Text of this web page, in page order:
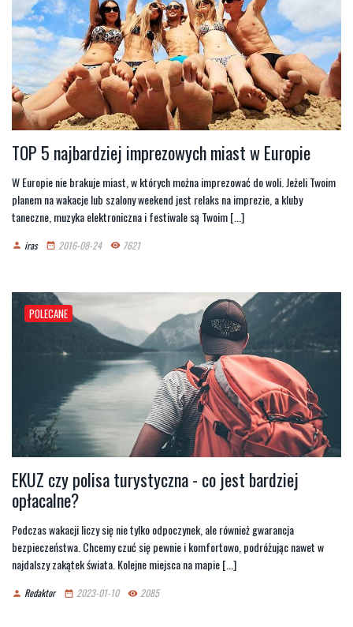
TOP 5 najbardziej imprezowych miast w Europie
W Europie nie brakuje miast, w których można imprezować do woli. Jeżeli Twoim
planem na wakacje lub szalony weekend jest relaks na imprezie, a kluby
taneczne, muzyka elektroniczna i festiwale są Twoim [...]
person iras date_range 2016-08-24 remove_red_eye 7621
POLECANE
EKUZ czy polisa turystyczna - co jest bardziej
opłacalne?
Podczas wakacji liczy się nie tylko odpoczynek, ale również gwarancja
bezpieczeństwa. Chcemy czuć się pewnie i komfortowo, podróżując nawet w
najdalszy zakątek świata. Kolejne miejsca na mapie [...]
person Redaktor date_range 2023-01-10 remove_red_eye 2085